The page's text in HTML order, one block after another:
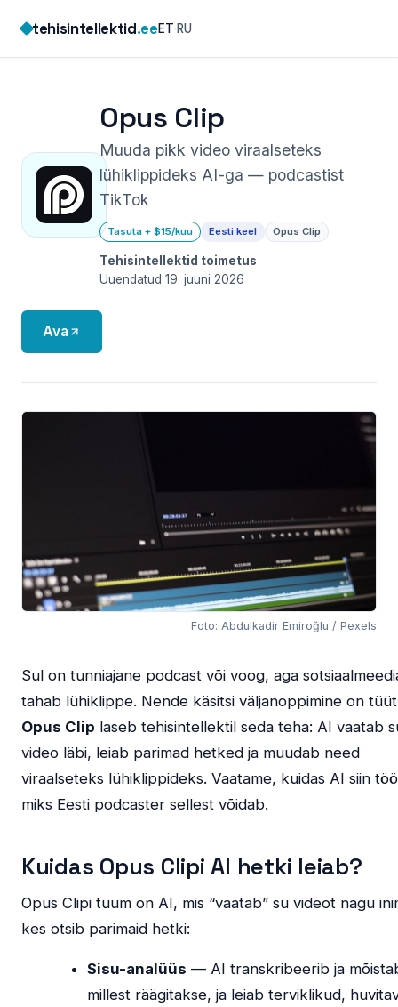
content
tehisintellektid.eeET·RU
Opus Clip
Muuda pikk video viraalseteks
lühiklippideks AI-ga — podcastist
TikTok
Tasuta + $15/kuu Eesti keel Opus Clip
Tehisintellektid toimetus
Uuendatud 19. juuni 2026
Ava
Foto: Abdulkadir Emiroğlu / Pexels
Sul on tunniajane podcast või voog, aga
tahab lühiklippe. Nende käsitsi väljanoppimine on
Opus Clip laseb tehisintellektil seda teha: AI vaatab
video läbi, leiab parimad hetked ja muudab need
viraalseteks lühiklippideks. Vaatame, kuidas AI siin
miks Eesti podcaster sellest võidab.
Kuidas Opus Clipi AI hetki leiab?
Opus Clipi tuum on AI, mis “vaatab” su videot nagu
kes otsib parimaid hetki:
Sisu-analüüs — AI transkribeerib ja
millest räägitakse, ja leiab terviklikud,